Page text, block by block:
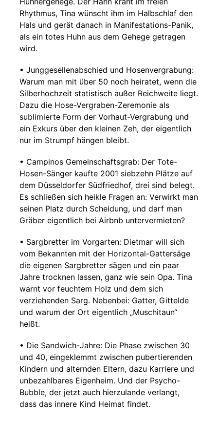
Rhythmus, Tina wünscht ihm im Halbschlaf den
Hals und gerät danach in Manifestations-Panik,
als ein totes Huhn aus dem Gehege getragen
wird.
• Junggesellenabschied und Hosenvergrabung:
Warum man mit über 50 noch heiratet, wenn die
Silberhochzeit statistisch außer Reichweite liegt.
Dazu die Hose-Vergraben-Zeremonie als
sublimierte Form der Vorhaut-Vergrabung und
ein Exkurs über den kleinen Zeh, der eigentlich
nur im Strumpf hängen bleibt.
• Campinos Gemeinschaftsgrab: Der Tote-
Hosen-Sänger kaufte 2001 siebzehn Plätze auf
dem Düsseldorfer Südfriedhof, drei sind belegt.
Es schließen sich heikle Fragen an: Verwirkt man
seinen Platz durch Scheidung, und darf man
Gräber eigentlich bei Airbnb untervermieten?
• Sargbretter im Vorgarten: Dietmar will sich
vom Bekannten mit der Horizontal-Gattersäge
die eigenen Sargbretter sägen und ein paar
Jahre trocknen lassen, ganz wie sein Opa. Tina
warnt vor feuchtem Holz und dem sich
verziehenden Sarg. Nebenbei: Gatter, Gittelde
und warum der Ort eigentlich „Muschitaun“
heißt.
• Die Sandwich-Jahre: Die Phase zwischen 30
und 40, eingeklemmt zwischen pubertierenden
Kindern und alternden Eltern, dazu Karriere und
unbezahlbares Eigenheim. Und der Psycho-
Bubble, der jetzt auch hierzulande verlangt,
dass das innere Kind Heimat findet.